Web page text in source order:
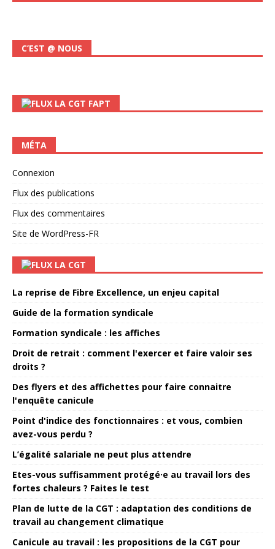
C’EST @ NOUS
LA CGT FAPT
MÉTA
Connexion
Flux des publications
Flux des commentaires
Site de WordPress-FR
LA CGT
La reprise de Fibre Excellence, un enjeu capital
Guide de la formation syndicale
Formation syndicale : les affiches
Droit de retrait : comment l'exercer et faire valoir ses
droits ?
Des flyers et des affichettes pour faire connaitre
l'enquête canicule
Point d'indice des fonctionnaires : et vous, combien
avez-vous perdu ?
L’égalité salariale ne peut plus attendre
Etes-vous suffisamment protégé·e au travail lors des
fortes chaleurs ? Faites le test
Plan de lutte de la CGT : adaptation des conditions de
travail au changement climatique
Canicule au travail : les propositions de la CGT pour